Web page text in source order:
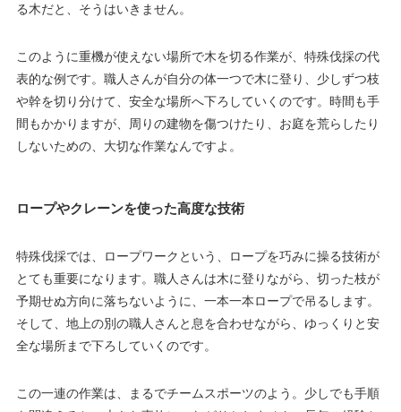
る木だと、そうはいきません。
このように重機が使えない場所で木を切る作業が、特殊伐採の代
表的な例です。職人さんが自分の体一つで木に登り、少しずつ枝
や幹を切り分けて、安全な場所へ下ろしていくのです。時間も手
間もかかりますが、周りの建物を傷つけたり、お庭を荒らしたり
しないための、大切な作業なんですよ。
ロープやクレーンを使った高度な技術
特殊伐採では、ロープワークという、ロープを巧みに操る技術が
とても重要になります。職人さんは木に登りながら、切った枝が
予期せぬ方向に落ちないように、一本一本ロープで吊るします。
そして、地上の別の職人さんと息を合わせながら、ゆっくりと安
全な場所まで下ろしていくのです。
この一連の作業は、まるでチームスポーツのよう。少しでも手順